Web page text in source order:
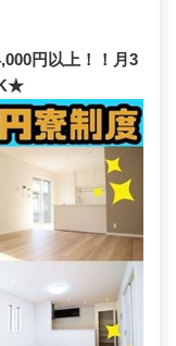
円以上！！月3